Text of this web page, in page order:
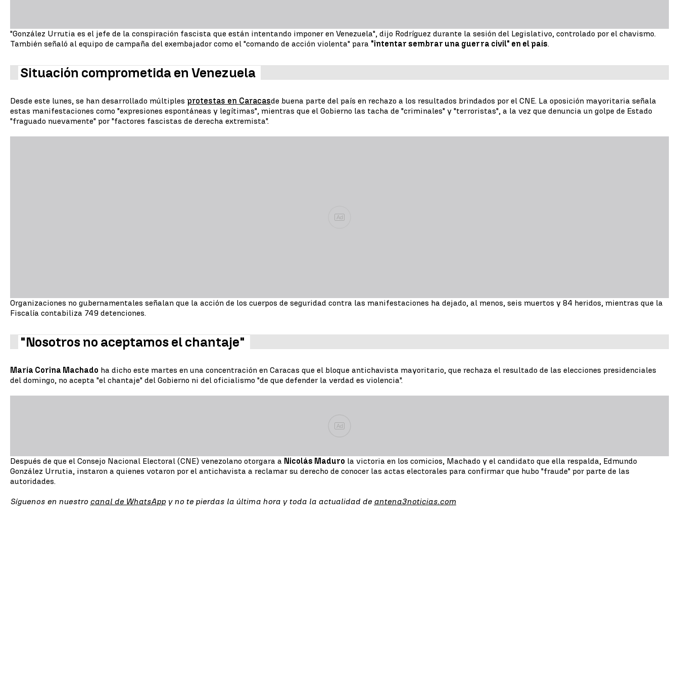
"González Urrutia es el jefe de la conspiración fascista que están intentando imponer en Venezuela", dijo Rodríguez durante la sesión del Legislativo, controlado por el chavismo.
También señaló al equipo de campaña del exembajador como el "comando de acción violenta" para "intentar sembrar una guerra civil" en el país.
Situación comprometida en Venezuela
Desde este lunes, se han desarrollado múltiples protestas en Caracasde buena parte del país en rechazo a los resultados brindados por el CNE. La oposición mayoritaria señala
estas manifestaciones como "expresiones espontáneas y legítimas", mientras que el Gobierno las tacha de "criminales" y "terroristas", a la vez que denuncia un golpe de Estado
"fraguado nuevamente" por "factores fascistas de derecha extremista".
Ad
Organizaciones no gubernamentales señalan que la acción de los cuerpos de seguridad contra las manifestaciones ha dejado, al menos, seis muertos y 84 heridos, mientras que la
Fiscalía contabiliza 749 detenciones.
"Nosotros no aceptamos el chantaje"
María Corina Machado ha dicho este martes en una concentración en Caracas que el bloque antichavista mayoritario, que rechaza el resultado de las elecciones presidenciales
del domingo, no acepta "el chantaje" del Gobierno ni del oficialismo "de que defender la verdad es violencia".
Ad
Después de que el Consejo Nacional Electoral (CNE) venezolano otorgara a Nicolás Maduro la victoria en los comicios, Machado y el candidato que ella respalda, Edmundo
González Urrutia, instaron a quienes votaron por el antichavista a reclamar su derecho de conocer las actas electorales para confirmar que hubo "fraude" por parte de las
autoridades.
Síguenos en nuestro canal de WhatsApp y no te pierdas la última hora y toda la actualidad de antena3noticias.com